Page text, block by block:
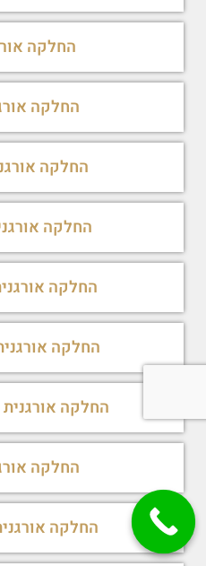
החלקה
החלקה
החלקה
החלקה
החלקה
החלקה
החלקה
החלקה
החלקה